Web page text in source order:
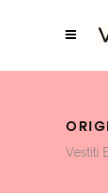
Vestiti